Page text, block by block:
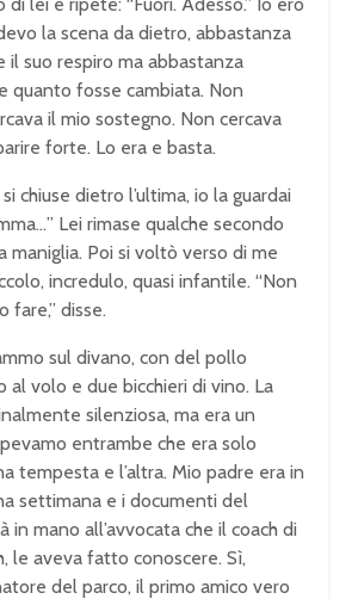
la scena da dietro, abbastanza
il suo respiro ma abbastanza
quanto fosse cambiata. Non
il mio sostegno. Non cercava
forte. Lo era e basta.
chiuse dietro l’ultima, io la guardai
Lei rimase qualche secondo
maniglia. Poi si voltò verso di me
incredulo, quasi infantile. “Non
fare,” disse.
sul divano, con del pollo
al volo e due bicchieri di vino. La
silenziosa, ma era un
entrambe che era solo
tempesta e l’altra. Mio padre era in
settimana e i documenti del
in mano all’avvocata che il coach di
le aveva fatto conoscere. Sì,
del parco, il primo amico vero